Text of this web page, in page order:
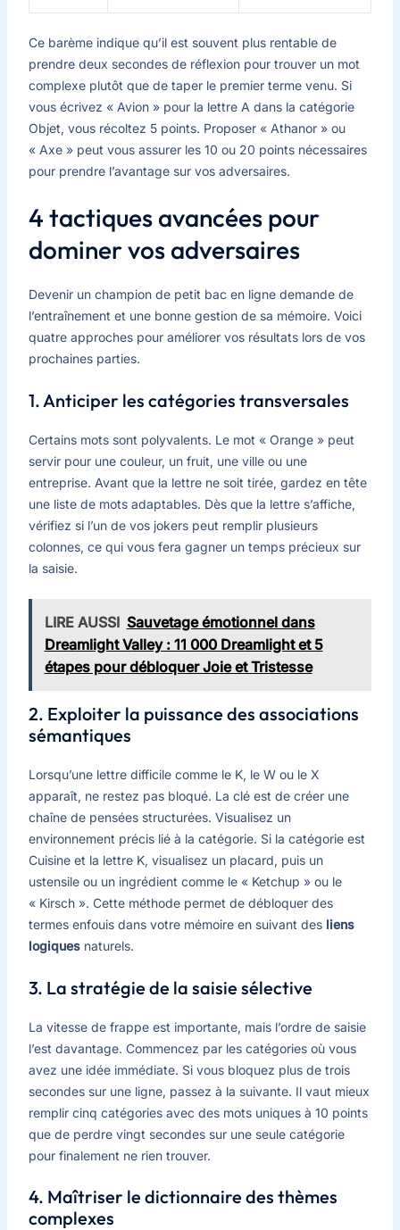
Ce barème indique qu’il est souvent plus rentable de
prendre deux secondes de réflexion pour trouver un mot
complexe plutôt que de taper le premier terme venu. Si
vous écrivez « Avion » pour la lettre A dans la catégorie
Objet, vous récoltez 5 points. Proposer « Athanor » ou
« Axe » peut vous assurer les 10 ou 20 points nécessaires
pour prendre l’avantage sur vos adversaires.
4 tactiques avancées pour
dominer vos adversaires
Devenir un champion de petit bac en ligne demande de
l’entraînement et une bonne gestion de sa mémoire. Voici
quatre approches pour améliorer vos résultats lors de vos
prochaines parties.
1. Anticiper les catégories transversales
Certains mots sont polyvalents. Le mot « Orange » peut
servir pour une couleur, un fruit, une ville ou une
entreprise. Avant que la lettre ne soit tirée, gardez en tête
une liste de mots adaptables. Dès que la lettre s’affiche,
vérifiez si l’un de vos jokers peut remplir plusieurs
colonnes, ce qui vous fera gagner un temps précieux sur
la saisie.
LIRE AUSSI Sauvetage émotionnel dans
Dreamlight Valley : 11 000 Dreamlight et 5
étapes pour débloquer Joie et Tristesse
2. Exploiter la puissance des associations
sémantiques
Lorsqu’une lettre difficile comme le K, le W ou le X
apparaît, ne restez pas bloqué. La clé est de créer une
chaîne de pensées structurées. Visualisez un
environnement précis lié à la catégorie. Si la catégorie est
Cuisine et la lettre K, visualisez un placard, puis un
ustensile ou un ingrédient comme le « Ketchup » ou le
« Kirsch ». Cette méthode permet de débloquer des
termes enfouis dans votre mémoire en suivant des liens
logiquesnaturels.
3. La stratégie de la saisie sélective
La vitesse de frappe est importante, mais l’ordre de saisie
l’est davantage. Commencez par les catégories où vous
avez une idée immédiate. Si vous bloquez plus de trois
secondes sur une ligne, passez à la suivante. Il vaut mieux
remplir cinq catégories avec des mots uniques à 10 points
que de perdre vingt secondes sur une seule catégorie
pour finalement ne rien trouver.
4. Maîtriser le dictionnaire des thèmes
complexes